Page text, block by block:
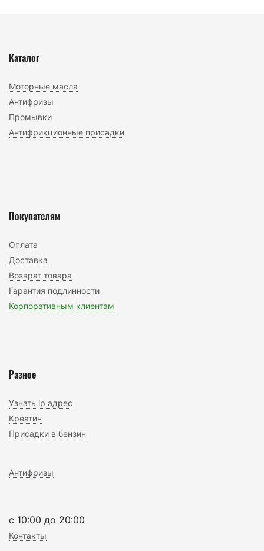
Каталог
Моторные масла
Антифризы
Промывки
Антифрикционные присадки
Покупателям
Оплата
Доставка
Возврат товара
Гарантия подлинности
Корпоративным клиентам
Разное
Узнать ip адрес
Креатин
Присадки в бензин
Антифризы
c 10:00 до 20:00
Контакты